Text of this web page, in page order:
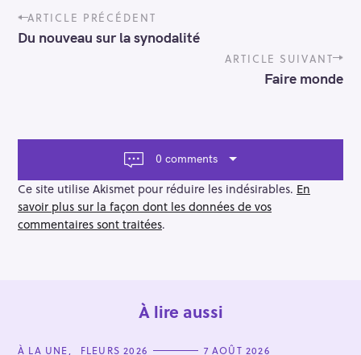
P
o
s
g
t
i
o
n
ARTICLE PRÉCÉDENT
Du nouveau sur la synodalité
ARTICLE SUIVANT
Faire monde
0 comments
Ce site utilise Akismet pour réduire les indésirables. En
savoir plus sur la façon dont les données de vos
commentaires sont traitées.
À lire aussi
C
À LA UNE FLEURS 2026 7 AOÛT 2026